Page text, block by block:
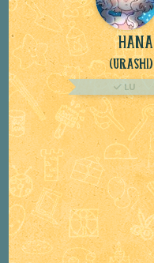
Hana
(Urashi)
LU